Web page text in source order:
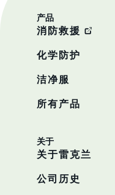
产品
消防救援
化学防护
洁净服
所有产品
关于
关于雷克兰
公司历史